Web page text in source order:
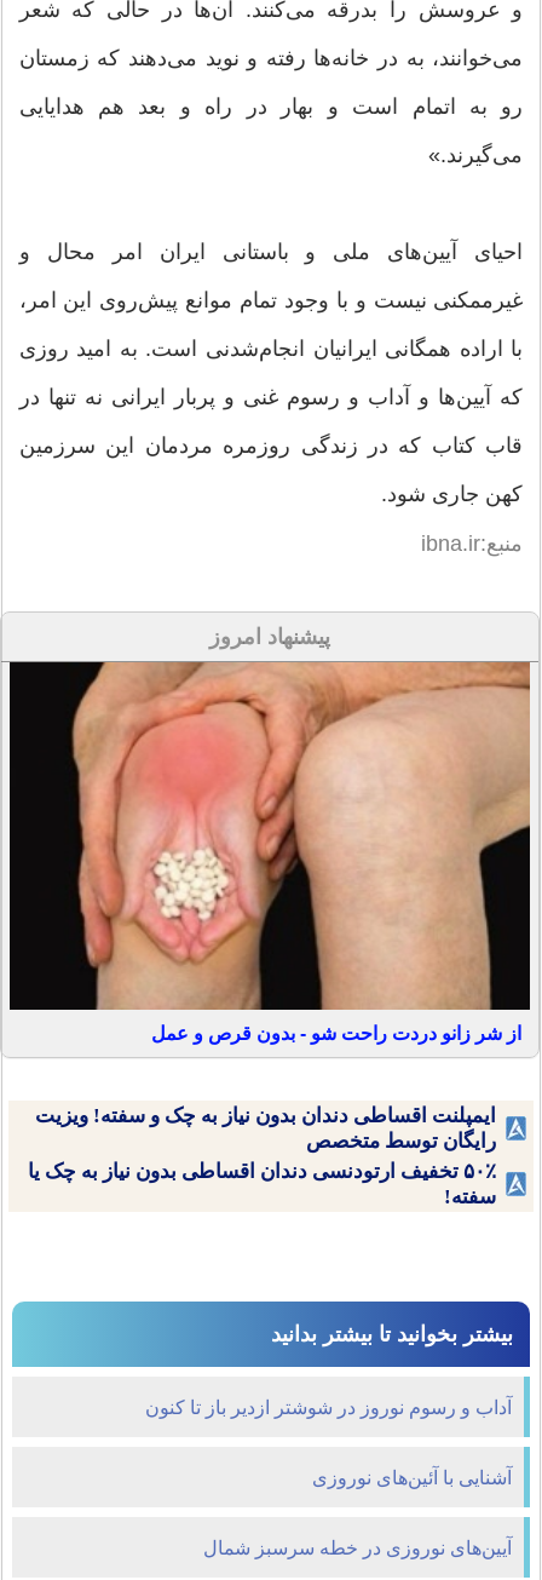
و عروسش را بدرقه می‌کنند. آن‌ها در حالی که شعر
می‌خوانند، به در خانه‌ها رفته و نوید می‌دهند که زمستان
رو به اتمام است و بهار در راه و بعد هم هدایایی
می‌گیرند.»
احیای آیین‌های ملی و باستانی ایران امر محال و
غیرممکنی نیست و با وجود تمام موانع پیش‌روی این امر،
با اراده همگانی ایرانیان انجام‌شدنی است. به امید روزی
که آیین‌ها و آداب و رسوم غنی و پربار ایرانی نه تنها در
قاب کتاب که در زندگی روزمره مردمان این سرزمین
کهن جاری شود.
منبع:ibna.ir
پیشنهاد امروز
از شر زانو دردت راحت شو - بدون قرص و عمل
ایمپلنت اقساطی دندان بدون نیاز به چک و سفته! ویزیت
رایگان توسط متخصص
۵۰٪ تخفیف ارتودنسی دندان اقساطی بدون نیاز به چک یا
سفته!
بیشتر بخوانید تا بیشتر بدانید
آداب و رسوم نوروز در شوشتر ازدیر باز تا کنون
آشنایی با آئین‌های نوروزی
آیین‌های نوروزی در خطه سرسبز شمال